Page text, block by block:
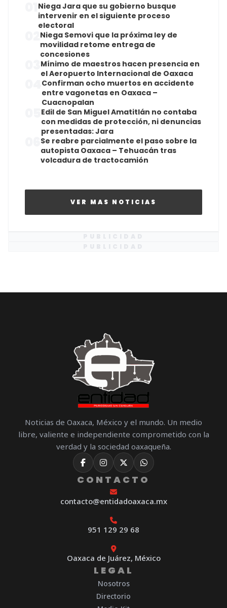
Niega Jara que su gobierno busque
intervenir en el siguiente proceso
electoral
Niega Semovi que la próxima ley de
movilidad retome entrega de
concesiones
Mínimo de maestros hacen presencia en
el Aeropuerto Internacional de Oaxaca
Confirman ocho muertos en accidente
entre vagonetas en Oaxaca –
Cuacnopalan
Edil de San Miguel Amatitlán no contaba
con medidas de protección, ni denuncias
presentadas: Jara
Se reabre parcialmente el paso sobre la
autopista Oaxaca – Tehuacán tras
volcadura de tractocamión
VER MAS NOTICIAS
Noticias de Oaxaca, México y el mundo. Un medio
libre, valiente e independiente comprometido con la
verdad y la sociedad oaxaqueña.
CONTACTO
contacto@entidadoaxaca.mx
951 129 29 68
Oaxaca de Juárez, México
LEGAL
Nosotros
Directorio